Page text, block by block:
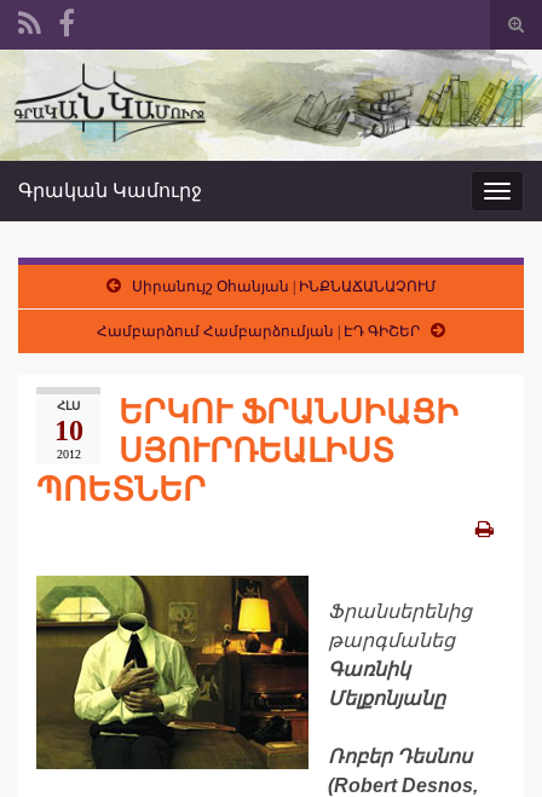
form
Search for:
Գրական Կամուրջ
Սիրանույշ Օհանյան | ԻՆՔՆԱՃԱՆԱՉՈՒՄ
Համբարձում Համբարձումյան | ԷԴ ԳԻՇԵՐ
ՀԼՍ
10
2012
ԵՐԿՈՒ ՖՐԱՆՍԻԱՑԻ
ՍՅՈՒՐՌԵԱԼԻՍՏ
ՊՈԵՏՆԵՐ
Ֆրանսերենից
թարգմանեց
Գառնիկ
Մելքոնյանը
Ռոբեր Դեսնոս
(Robert Desnos,